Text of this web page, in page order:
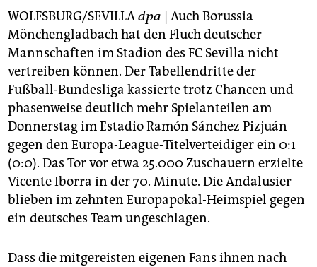
shop
fragen & hilfe
unterstützen
abo
genossenschaft
epaper login
WOLFSBURG/SEVILLAdpa | Auch Borussia
Mönchengladbach hat den Fluch deutscher
Mannschaften im Stadion des FC Sevilla nicht
vertreiben können. Der Tabellendritte der
Fußball-Bundesliga kassierte trotz Chancen und
phasenweise deutlich mehr Spielanteilen am
Donnerstag im Estadio Ramón Sánchez Pizjuán
gegen den Europa-League-Titelverteidiger ein 0:1
(0:0). Das Tor vor etwa 25.000 Zuschauern erzielte
Vicente Iborra in der 70. Minute. Die Andalusier
blieben im zehnten Europapokal-Heimspiel gegen
ein deutsches Team ungeschlagen.
Dass die mitgereisten eigenen Fans ihnen nach